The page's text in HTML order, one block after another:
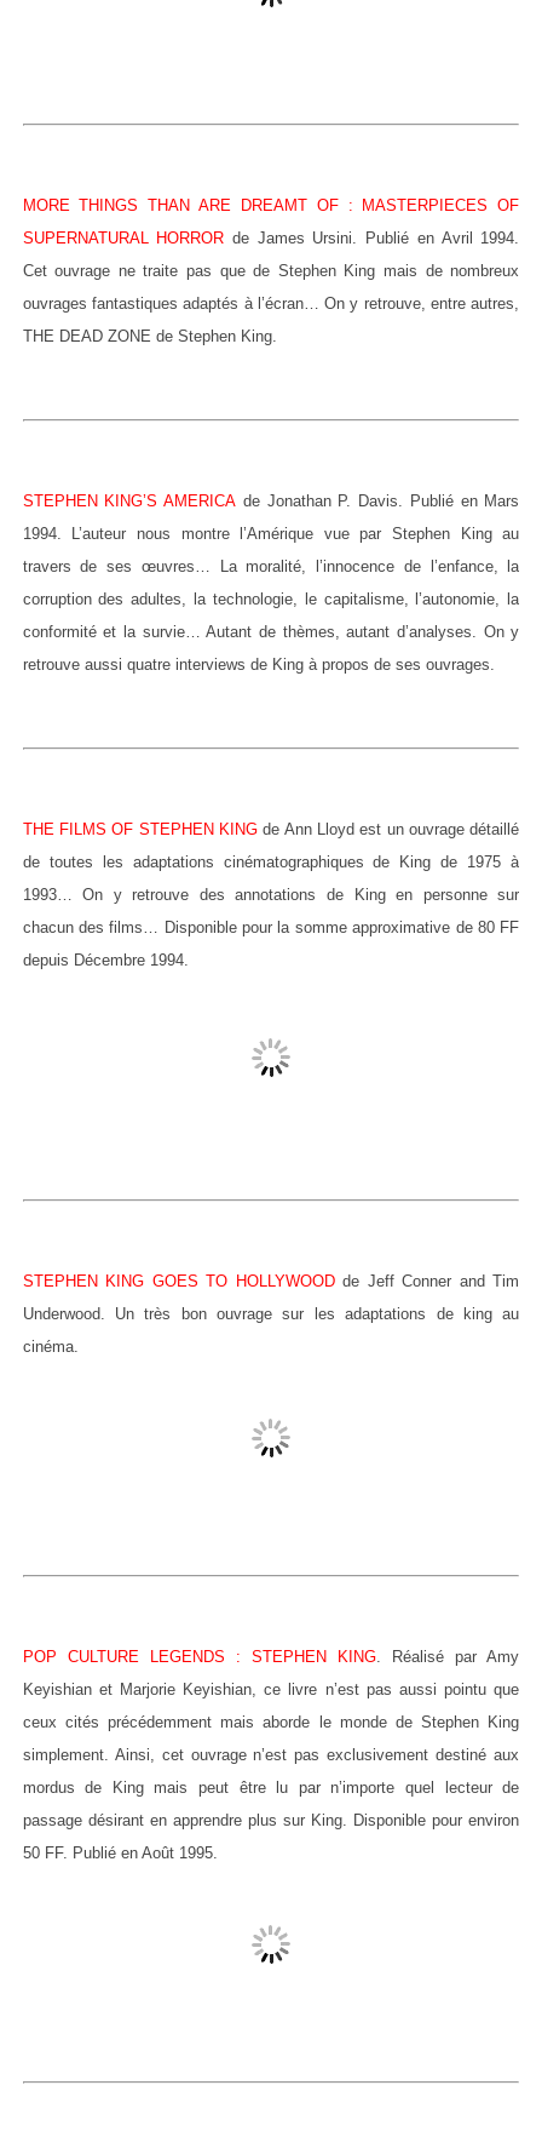
MORE THINGS THAN ARE DREAMT OF : MASTERPIECES OF
SUPERNATURAL HORRORde James Ursini. Publié en Avril 1994.
Cet ouvrage ne traite pas que de Stephen King mais de nombreux
ouvrages fantastiques adaptés à l’écran… On y retrouve, entre autres,
THE DEAD ZONE de Stephen King.
STEPHEN KING’S AMERICA de Jonathan P. Davis. Publié en Mars
1994. L’auteur nous montre l’Amérique vue par Stephen King au
travers de ses œuvres… La moralité, l’innocence de l’enfance, la
corruption des adultes, la technologie, le capitalisme, l’autonomie, la
conformité et la survie… Autant de thèmes, autant d’analyses. On y
retrouve aussi quatre interviews de King à propos de ses ouvrages.
THE FILMS OF STEPHEN KING de Ann Lloyd est un ouvrage détaillé
de toutes les adaptations cinématographiques de King de 1975 à
1993… On y retrouve des annotations de King en personne sur
chacun des films… Disponible pour la somme approximative de 80 FF
depuis Décembre 1994.
STEPHEN KING GOES TO HOLLYWOODde Jeff Conner and Tim
Underwood. Un très bon ouvrage sur les adaptations de king au
cinéma.
POP CULTURE LEGENDS : STEPHEN KING. Réalisé par Amy
Keyishian et Marjorie Keyishian, ce livre n’est pas aussi pointu que
ceux cités précédemment mais aborde le monde de Stephen King
simplement. Ainsi, cet ouvrage n’est pas exclusivement destiné aux
mordus de King mais peut être lu par n’importe quel lecteur de
passage désirant en apprendre plus sur King. Disponible pour environ
50 FF. Publié en Août 1995.